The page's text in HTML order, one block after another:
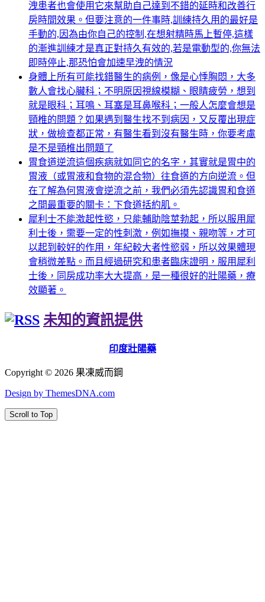
洩患者也會使用它來幫助自己達到不錯的延時和改善行
房時間效果。但要注意的一件事時,訓練持久用的最好是
手動的,因為由你自己的控制,在想射精時馬上暫停,這樣
的漸進訓練才是真正對持久有效的,若是電動型的,你無法
即時停止,那恐怕會加速早洩的情況
身體上所有可能找錯醫生的病例，像是心悸胸悶，大多
數人會找心臟科；不明原因視線模糊、眼睛疲勞，想到
就是眼科；耳鳴、耳塞是耳鼻喉科；一般人怎麼會想是
頸椎的問題？如果遇到醫生找不到病因，又反覆出現症
狀，做檢查都正常，有醫生看到沒有醫生時，你要考慮
是不是頸椎出問題了
胃食道逆流這個疾病就如同它的名字，其實就是胃中的
胃液（或胃液和食物的混合物）往食道的方向逆流。但
在了解為何胃液會逆流之前，我們必須先認識胃和食道
之間最重要的關卡：下食道括約肌。
犀利士不能激起性慾，只能輔助陰莖勃起，所以服用犀
利士後，需要一定的性刺激，例如撫摸、親吻等，才可
以起到較好的作用，年紀較大者性慾弱，所以效果體現
會稍微差點。而且經過研究和患者臨床證明，服用犀利
士後，同房成功率大大提高，是一種很好的壯陽藥，療
效顯著。
未知的資訊提供
印度壯陽藥
Copyright © 2026 果凍威而鋼
Design by ThemesDNA.com
Scroll to Top